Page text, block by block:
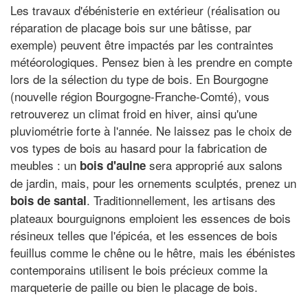
Les travaux d'ébénisterie en extérieur (réalisation ou
réparation de placage bois sur une bâtisse, par
exemple) peuvent être impactés par les contraintes
météorologiques. Pensez bien à les prendre en compte
lors de la sélection du type de bois. En Bourgogne
(nouvelle région Bourgogne-Franche-Comté), vous
retrouverez un climat froid en hiver, ainsi qu'une
pluviométrie forte à l'année. Ne laissez pas le choix de
vos types de bois au hasard pour la fabrication de
meubles : un bois d'aulne sera approprié aux salons
de jardin, mais, pour les ornements sculptés, prenez un
bois de santal. Traditionnellement, les artisans des
plateaux bourguignons emploient les essences de bois
résineux telles que l'épicéa, et les essences de bois
feuillus comme le chêne ou le hêtre, mais les ébénistes
contemporains utilisent le bois précieux comme la
marqueterie de paille ou bien le placage de bois.